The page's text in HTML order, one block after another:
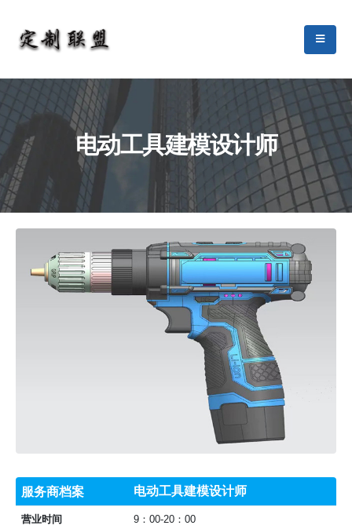
电动工具建模设计师
3D建模设计师,上海3D建模公司,江苏3D建模公司,浙江3D建模公司
服务商档案 电动工具建模设计师
营业时间 9：00-20：00